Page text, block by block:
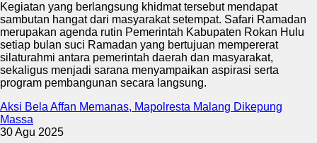
Kegiatan yang berlangsung khidmat tersebut mendapat
sambutan hangat dari masyarakat setempat. Safari Ramadan
merupakan agenda rutin Pemerintah Kabupaten Rokan Hulu
setiap bulan suci Ramadan yang bertujuan mempererat
silaturahmi antara pemerintah daerah dan masyarakat,
sekaligus menjadi sarana menyampaikan aspirasi serta
program pembangunan secara langsung.
Aksi Bela Affan Memanas, Mapolresta Malang Dikepung
Massa
30 Agu 2025